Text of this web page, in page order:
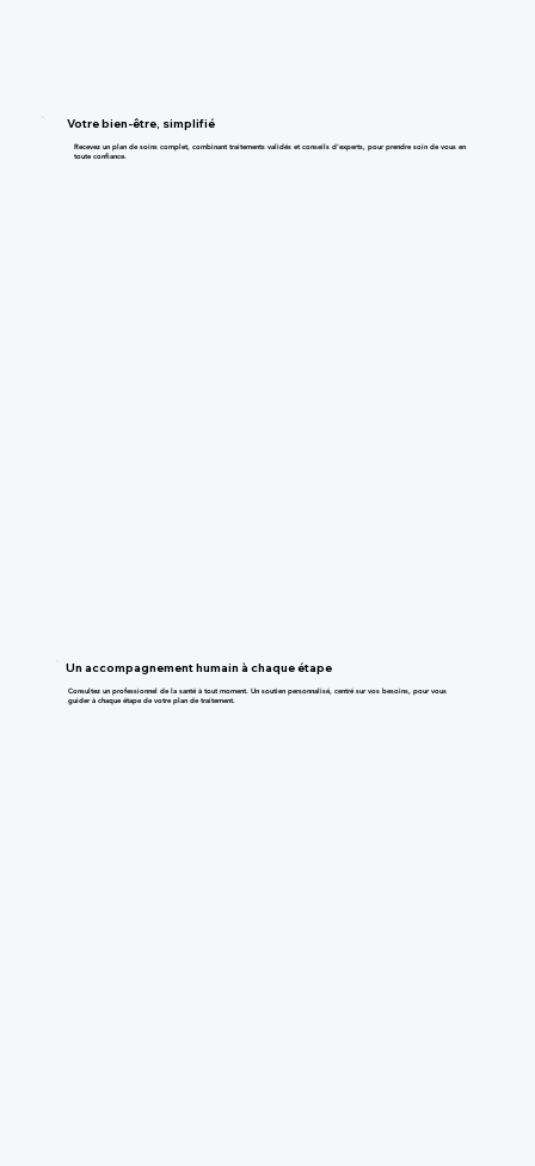
Votre bien-être, simplifié
Recevez un plan de soins complet, combinant traitements validés et conseils d'experts, pour prendre soin de vous en
toute confiance.
Un accompagnement humain à chaque étape
Consultez un professionnel de la santé à tout moment. Un soutien personnalisé, centré sur vos besoins, pour vous
guider à chaque étape de votre plan de traitement.